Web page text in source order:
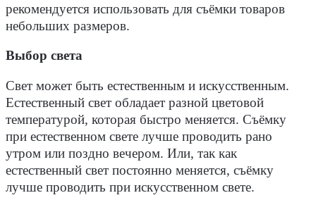
рекомендуется использовать для съёмки товаров
небольших размеров.
Выбор света
Свет может быть естественным и искусственным.
Естественный свет обладает разной цветовой
температурой, которая быстро меняется. Съёмку
при естественном свете лучше проводить рано
утром или поздно вечером. Или, так как
естественный свет постоянно меняется, съёмку
лучше проводить при искусственном свете.